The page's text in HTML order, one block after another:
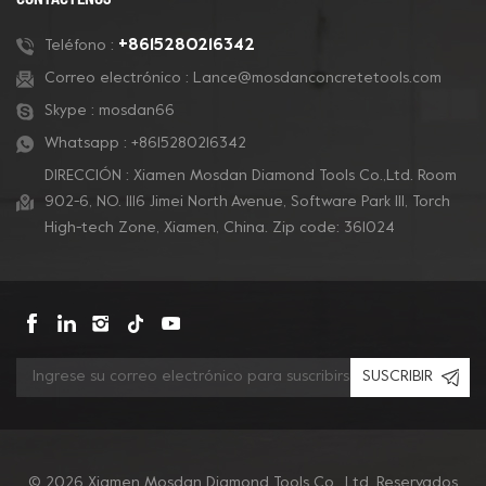
pulido de concreto.
Teléfono : +8615280216342
Correo electrónico : Lance@mosdanconcretetools.com
Skype : mosdan66
Whatsapp : +8615280216342
DIRECCIÓN : Xiamen Mosdan Diamond Tools Co.,Ltd. Room
902-6, NO. 1116 Jimei North Avenue, Software Park Ill, Torch
High-tech Zone, Xiamen, China. Zip code: 361024
SUSCRIBIR